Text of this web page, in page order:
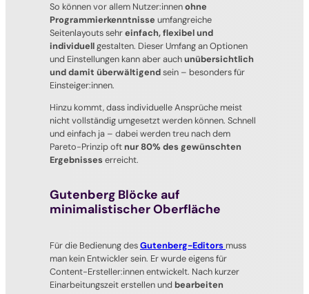
So können vor allem Nutzer:innenohne
Programmierkenntnisse umfangreiche
Seitenlayouts sehreinfach, flexibel und
individuellgestalten. Dieser Umfang an Optionen
und Einstellungen kann aber auchunübersichtlich
und damit überwältigendsein – besonders für
Einsteiger:innen.
Hinzu kommt, dass individuelle Ansprüche meist
nicht vollständig umgesetzt werden können. Schnell
und einfach ja – dabei werden treu nach dem
Pareto-Prinzip oftnur 80% des gewünschten
Ergebnisses erreicht.
Gutenberg Blöcke auf
minimalistischer Oberfläche
Für die Bedienung desGutenberg-Editors muss
man kein Entwickler sein. Er wurde eigens für
Content-Ersteller:innen entwickelt. Nach kurzer
Einarbeitungszeit erstellen und bearbeiten